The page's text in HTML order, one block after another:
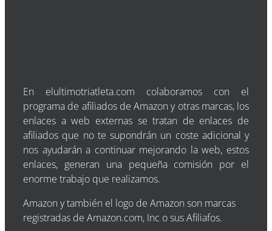
En elultimotriatleta.com colaboramos con el
programa de afiliados de Amazon y otras marcas, los
enlaces a web externas se tratan de enlaces de
afiliados que no te supondrán un coste adicional y
nos ayudarán a continuar mejorando la web, estos
enlaces, generan una pequeña comisión por el
enorme trabajo que realizamos.
Amazon y también el logo de Amazon son marcas
registradas de Amazon.com, Inc o sus Afiliafos.